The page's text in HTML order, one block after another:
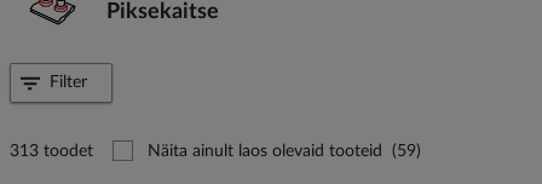
Piksekaitse
313 toodet Näita ainult laos olevaid tooteid (59)
Filter